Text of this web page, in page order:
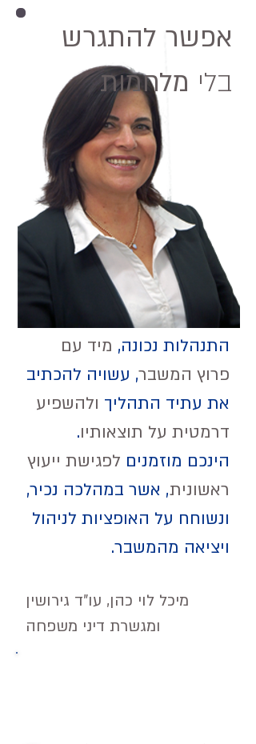
התנהלות נכונה, מיד עם
פרוץ המשבר, עשויה להכתיב
את עתיד התהליך ולהשפיע
דרמטית על תוצאותיו.
הינכם מוזמנים לפגישת ייעוץ
ראשונית, אשר במהלכה נכיר,
ונשוחח על האופציות לניהול
ויציאה מהמשבר.
מיכל לוי כהן, עו״ד גירושין
ומגשרת דיני משפחה
אפשר להתגרש
בלי מלחמות